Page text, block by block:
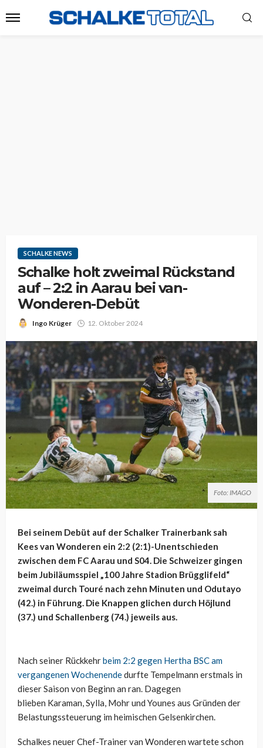
SCHALKE NEWS
Schalke holt zweimal Rückstand
auf – 2:2 in Aarau bei van-
Wonderen-Debüt
Ingo Krüger 12. Oktober 2024
Foto: IMAGO
Bei seinem Debüt auf der Schalker Trainerbank sah
Kees van Wonderen ein 2:2 (2:1)-Unentschieden
zwischen dem FC Aarau und S04. Die Schweizer gingen
beim Jubiläumsspiel „100 Jahre Stadion Brügglifeld“
zweimal durch Touré nach zehn Minuten und Odutayo
(42.) in Führung. Die Knappen glichen durch Höjlund
(37.) und Schallenberg (74.) jeweils aus.
Nach seiner Rückkehrbeim 2:2 gegen Hertha BSC am
vergangenen Wochenendedurfte Tempelmann erstmals in
dieser Saison von Beginn an ran. Dagegen
blieben Karaman, Sylla, Mohr und Younes aus Gründen der
Belastungssteuerung im heimischen Gelsenkirchen.
Schalkes neuer Chef-Trainer van Wonderen wartete schon